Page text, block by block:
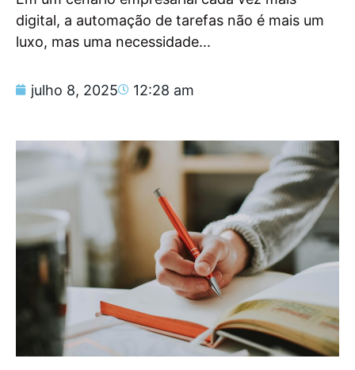
digital, a automação de tarefas não é mais um
luxo, mas uma necessidade...
julho 8, 2025 12:28 am